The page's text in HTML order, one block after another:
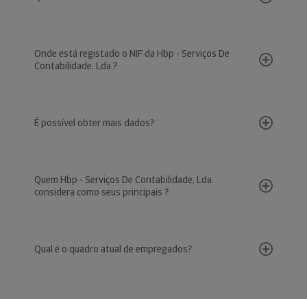
Onde está registado o NIF da Hbp - Serviços De
Contabilidade, Lda.?
É possível obter mais dados?
Quem Hbp - Serviços De Contabilidade, Lda.
considera como seus principais ?
Qual é o quadro atual de empregados?